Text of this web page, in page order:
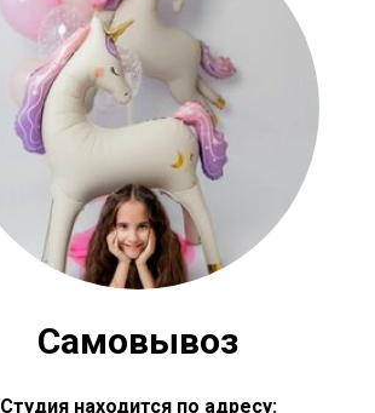
Самовывоз
Студия находится по адресу: